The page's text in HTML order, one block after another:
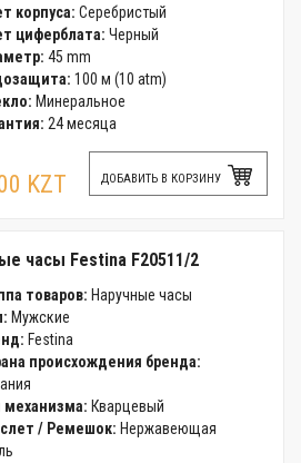
корпуса: Серебристый
циферблата: Черный
45 mm
100 м (10 atm)
Минеральное
24 месяца
KZT ДОБАВИТЬ В КОРЗИНУ
часы Festina F20511/2
товаров: Наручные часы
Мужские
Festina
происхождения бренда:
механизма: Кварцевый
/ Ремешок: Нержавеющая